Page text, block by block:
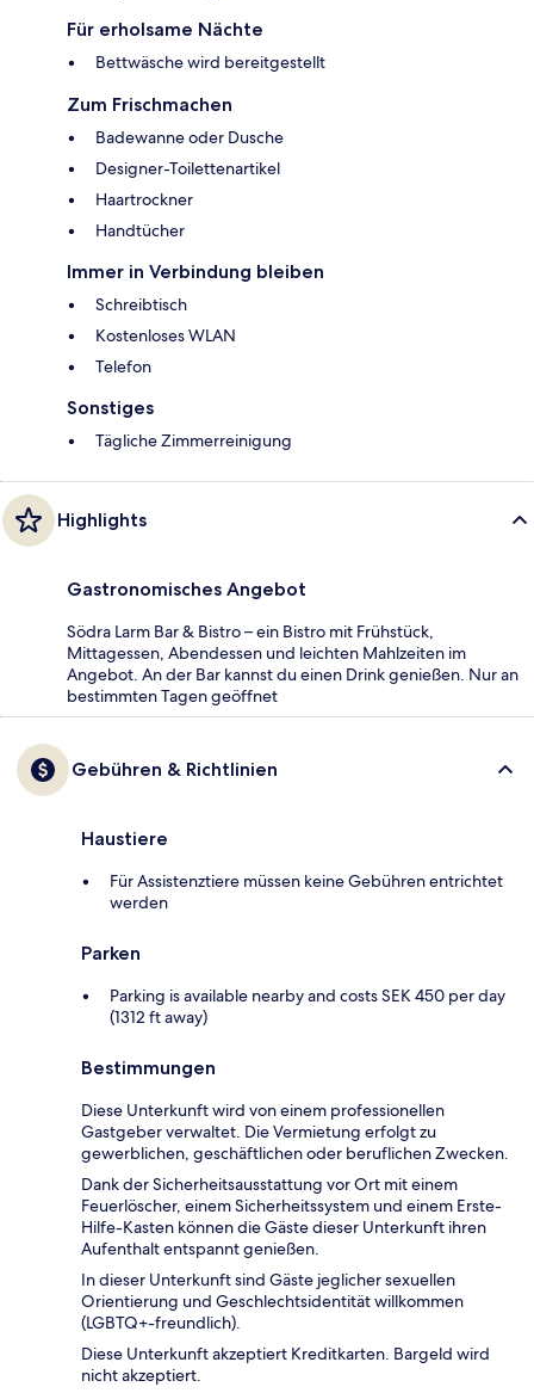
Für erholsame Nächte
Bettwäsche wird bereitgestellt
Zum Frischmachen
Badewanne oder Dusche
Designer-Toilettenartikel
Haartrockner
Handtücher
Immer in Verbindung bleiben
Schreibtisch
Kostenloses WLAN
Telefon
Sonstiges
Tägliche Zimmerreinigung
Highlights
Gastronomisches Angebot
Södra Larm Bar & Bistro – ein Bistro mit Frühstück,
Mittagessen, Abendessen und leichten Mahlzeiten im
Angebot. An der Bar kannst du einen Drink genießen. Nur an
bestimmten Tagen geöffnet
Gebühren & Richtlinien
Haustiere
Für Assistenztiere müssen keine Gebühren entrichtet
werden
Parken
Parking is available nearby and costs SEK 450 per day
(1312 ft away)
Bestimmungen
Diese Unterkunft wird von einem professionellen
Gastgeber verwaltet. Die Vermietung erfolgt zu
gewerblichen, geschäftlichen oder beruflichen Zwecken.
Dank der Sicherheitsausstattung vor Ort mit einem
Feuerlöscher, einem Sicherheitssystem und einem Erste-
Hilfe-Kasten können die Gäste dieser Unterkunft ihren
Aufenthalt entspannt genießen.
In dieser Unterkunft sind Gäste jeglicher sexuellen
Orientierung und Geschlechtsidentität willkommen
(LGBTQ+-freundlich).
Diese Unterkunft akzeptiert Kreditkarten. Bargeld wird
nicht akzeptiert.